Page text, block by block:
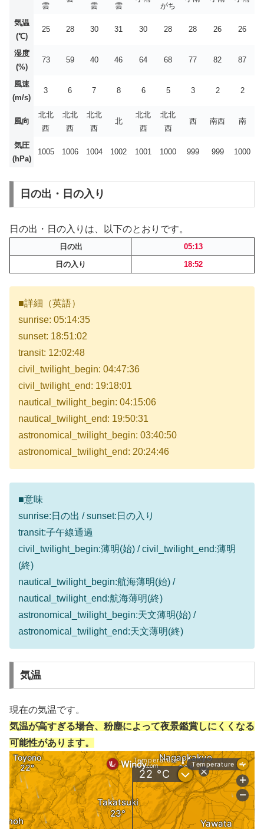
雲
雲
雲
がち
気温
(℃)
25 28 30 31 30 28 28 26 26
湿度
(%)
73 59 40 46 64 68 77 82 87
風速
(m/s)
3 6 7 8 6 5 3 2 2
風向
北北
西
北北
西
北北
西
北
北北
西
北北
西
西 南西 南
気圧
(hPa)
1005 1006 1004 1002 1001 1000 999 999 1000
日の出・日の入り
日の出・日の入りは、以下のとおりです。
日の出
05:13
日の入り
18:52
■詳細（英語）
sunrise: 05:14:35
sunset: 18:51:02
transit: 12:02:48
civil_twilight_begin: 04:47:36
civil_twilight_end: 19:18:01
nautical_twilight_begin: 04:15:06
nautical_twilight_end: 19:50:31
astronomical_twilight_begin: 03:40:50
astronomical_twilight_end: 20:24:46
■意味
sunrise:日の出 / sunset:日の入り
transit:子午線通過
civil_twilight_begin:薄明(始) / civil_twilight_end:薄明
(終)
nautical_twilight_begin:航海薄明(始) /
nautical_twilight_end:航海薄明(終)
astronomical_twilight_begin:天文薄明(始) /
astronomical_twilight_end:天文薄明(終)
気温
現在の気温です。
気温が高すぎる場合、粉塵によって夜景鑑賞しにくくなる
可能性があります。